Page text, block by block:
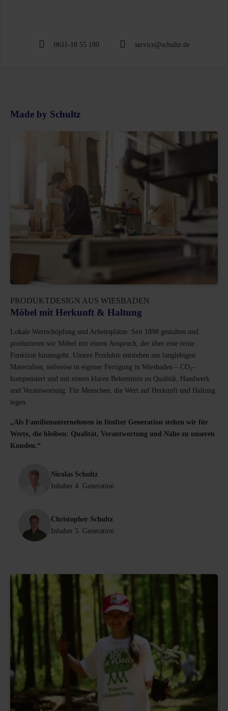
0611-18 55 180 service@schultz.de
Made by Schultz
PRODUKTDESIGN AUS WIESBADEN
Möbel mit Herkunft & Haltung
Lokale Wertschöpfung und Arbeitsplätze: Seit 1898 gestalten und
produzieren wir Möbel mit einem Anspruch, der über eine reine
Funktion hinausgeht. Unsere Produkte entstehen aus langlebigen
Materialien, teilweise in eigener Fertigung in Wiesbaden – CO₂-
kompensiert und mit einem klaren Bekenntnis zu Qualität, Handwerk
und Verantwortung. Für Menschen, die Wert auf Herkunft und Haltung
legen.
„Als Familienunternehmen in fünfter Generation stehen wir für
Werte, die bleiben: Qualität, Verantwortung und Nähe zu unseren
Kunden.“
Nicolas Schultz
Inhaber 4. Generation
Christopher Schultz
Inhaber 5. Generation